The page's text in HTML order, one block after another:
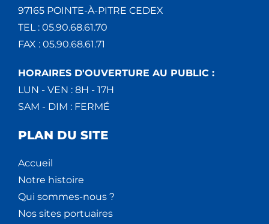
97165 POINTE-À-PITRE CEDEX
TEL : 05.90.68.61.70
FAX : 05.90.68.61.71
HORAIRES D'OUVERTURE AU PUBLIC :
LUN - VEN : 8H - 17H
SAM - DIM : FERMÉ
PLAN DU SITE
Accueil
Notre histoire
Qui sommes-nous ?
Nos sites portuaires